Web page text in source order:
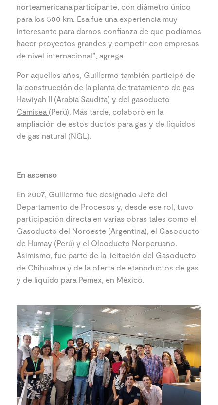
norteamericana participante, con diámetro único
para los 500 km. Esa fue una experiencia muy
interesante para darnos confianza de que podíamos
hacer proyectos grandes y competir con empresas
de nivel internacional”, agrega.
Por aquellos años, Guillermo también participó de
la construcción de la planta de tratamiento de gas
Hawiyah II (Arabia Saudita) y del gasoducto
Camisea (Perú). Más tarde, colaboró en la
ampliación de estos ductos para gas y de líquidos
de gas natural (NGL).
En ascenso
En 2007, Guillermo fue designado Jefe del
Departamento de Procesos y, desde ese rol, tuvo
participación directa en varias obras tales como el
Gasoducto del Noroeste (Argentina), el Gasoducto
de Humay (Perú) y el Oleoducto Norperuano.
Asimismo, fue parte de la licitación del Gasoducto
de Chihuahua y de la oferta de etanoductos de gas
y de líquido para Pemex, en México.